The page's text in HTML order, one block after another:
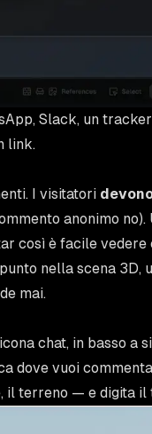
Slack, un
link.
I visitatori
anonimo
così è facile vedere
nella scena 3D,
mai.
chat, in basso a
dove vuoi
il terreno — e digita il